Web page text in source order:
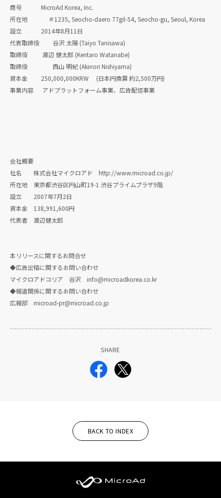
商号 MicroAd Korea, Inc.
所在地 ＃1235, Seocho-daero 77gil-54, Seocho-gu, Seoul, Korea
設立 2014年8月11日
代表取締役 谷沢 太陽 (Taiyo Tanisawa)
取締役 渡辺 健太郎 (Kentaro Watanabe)
取締役 西山 明紀 (Akinori Nishiyama)
資本金 250,000,000KRW (日本円換算 約2,500万円)
事業内容 アドプラットフォーム事業、広告配信事業
会社概要
社名 株式会社マイクロアド http://www.microad.co.jp/
所在地 東京都渋谷区円山町19-1 渋谷プライムプラザ9階
設立 2007年7月2日
資本金 138,991,600円
代表者 渡辺健太郎
本リリースに関するお問合せ
◆広告出稿に関するお問い合わせ
マイクロアドコリア 谷沢 info@microadkorea.co.kr
◆報道関係に関するお問い合わせ
広報部 microad-pr@microad.co.jp
SHARE
BACK TO INDEX